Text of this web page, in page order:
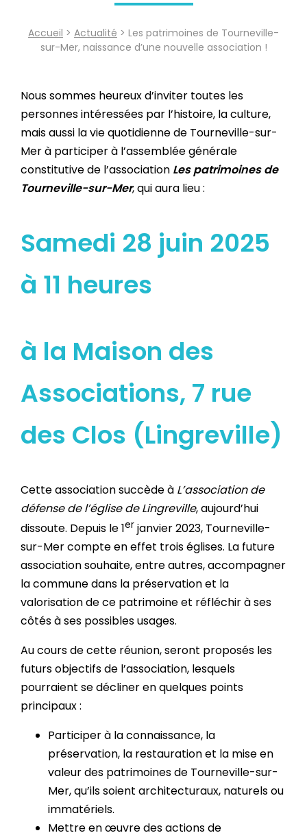
Accueil > Actualité > Les patrimoines de Tourneville-
sur-Mer, naissance d’une nouvelle association !
Nous sommes heureux d’inviter toutes les
personnes intéressées par l’histoire, la culture,
mais aussi la vie quotidienne de Tourneville-sur-
Mer à participer à l’assemblée générale
constitutive de l’association Les patrimoines de
Tourneville-sur-Mer, qui aura lieu :
Samedi 28 juin 2025
à 11 heures
à la Maison des
Associations, 7 rue
des Clos (Lingreville)
Cette association succède à L’association de
défense de l’église de Lingreville, aujourd’hui
dissoute. Depuis le 1er janvier 2023, Tourneville-
sur-Mer compte en effet trois églises. La future
association souhaite, entre autres, accompagner
la commune dans la préservation et la
valorisation de ce patrimoine et réfléchir à ses
côtés à ses possibles usages.
Au cours de cette réunion, seront proposés les
futurs objectifs de l’association, lesquels
pourraient se décliner en quelques points
principaux :
Participer à la connaissance, la
préservation, la restauration et la mise en
valeur des patrimoines de Tourneville-sur-
Mer, qu’ils soient architecturaux, naturels ou
immatériels.
Mettre en œuvre des actions de